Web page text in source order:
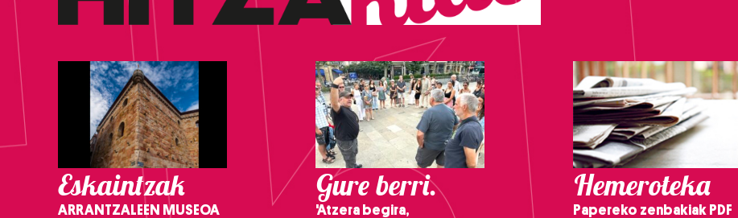
Eskaintzak
ARRANTZALEEN MUSEOA
Gure berri.
'Atzera begira,
Hemeroteka
Papereko zenbakiak PDF